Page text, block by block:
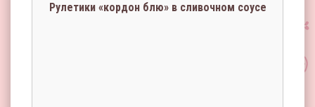
Рулетики «кордон блю» в сливочном соусе